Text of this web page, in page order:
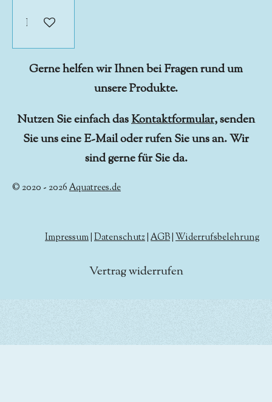
In den Warenkorb
Gerne helfen wir Ihnen bei Fragen rund um
unsere Produkte.
Nutzen Sie einfach dasKontaktformular, senden
Sie uns eine E-Mail oder rufen Sie uns an. Wir
sind gerne für Sie da.
© 2020 - 2026Aquatrees.de
Impressum Datenschutz AGB Widerrufsbelehrung
Vertrag widerrufen